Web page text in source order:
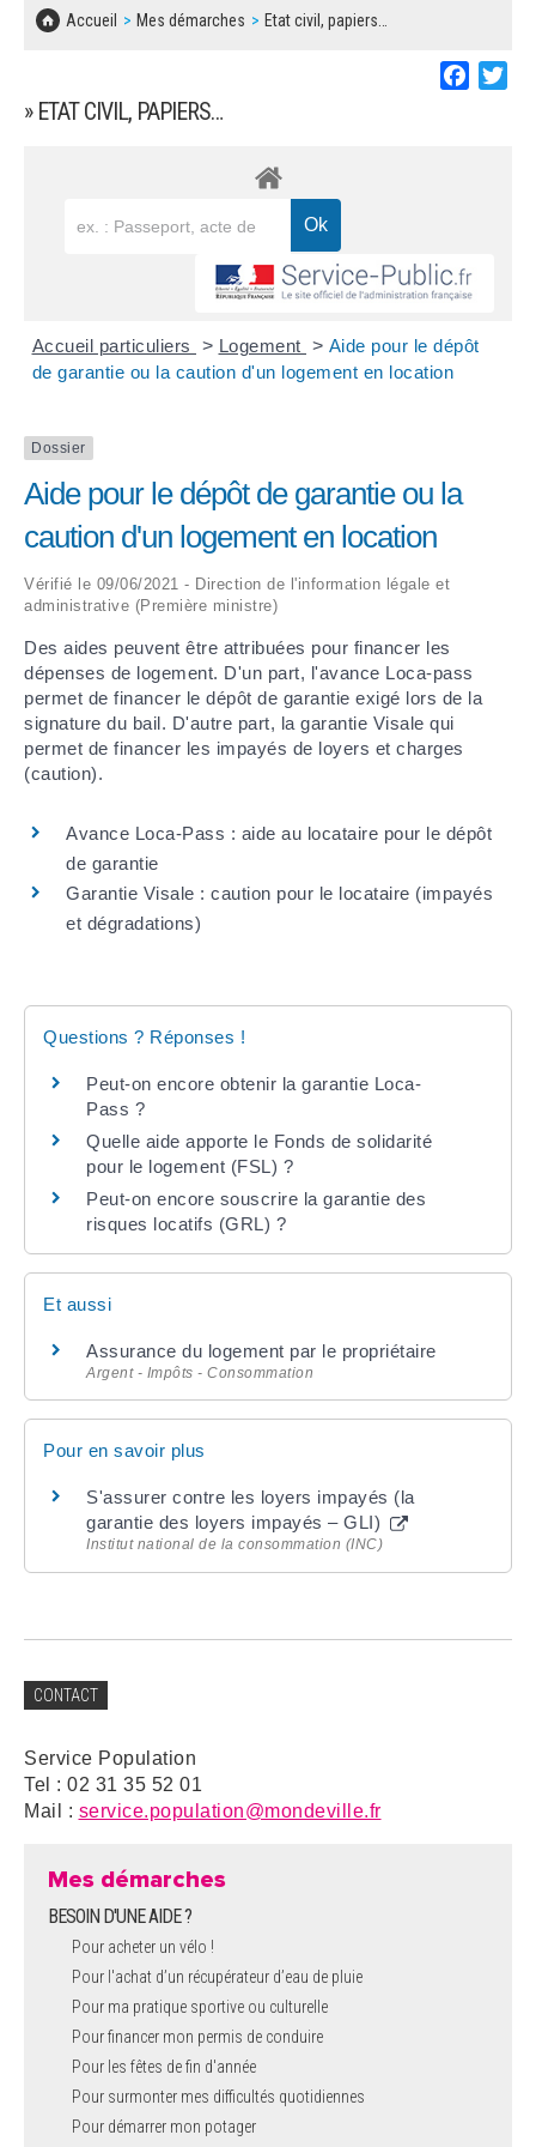
Accueil Mes démarches Etat civil, papiers…
» ETAT CIVIL, PAPIERS…
Accueil particuliers > Logement > Aide pour le dépôt
de garantie ou la caution d'un logement en location
Dossier
Aide pour le dépôt de garantie ou la
caution d'un logement en location
Vérifié le 09/06/2021 - Direction de l'information légale et
administrative (Première ministre)
Des aides peuvent être attribuées pour financer les
dépenses de logement. D'un part, l'avance Loca-pass
permet de financer le dépôt de garantie exigé lors de la
signature du bail. D'autre part, la garantie Visale qui
permet de financer les impayés de loyers et charges
(caution).
Avance Loca-Pass : aide au locataire pour le dépôt
de garantie
Garantie Visale : caution pour le locataire (impayés
et dégradations)
Questions ? Réponses !
Peut-on encore obtenir la garantie Loca-
Pass ?
Quelle aide apporte le Fonds de solidarité
pour le logement (FSL) ?
Peut-on encore souscrire la garantie des
risques locatifs (GRL) ?
Et aussi
Assurance du logement par le propriétaire
Argent - Impôts - Consommation
Pour en savoir plus
S'assurer contre les loyers impayés (la
garantie des loyers impayés – GLI)
Institut national de la consommation (INC)
CONTACT
Service Population
Tel : 02 31 35 52 01
Mail : service.population@mondeville.fr
Mes démarches
BESOIN D'UNE AIDE ?
Pour acheter un vélo !
Pour l'achat d’un récupérateur d’eau de pluie
Pour ma pratique sportive ou culturelle
Pour financer mon permis de conduire
Pour les fêtes de fin d'année
Pour surmonter mes difficultés quotidiennes
Pour démarrer mon potager
CONCERTATIONS PUBLIQUES
SOLIDARITÉ, LOGEMENT
DECHETS
SIGNALEMENTS
BESOIN D'UNE AIDE ?
LES ASSOCIATIONS
MARCHÉS PUBLICS
REGLEMENT LOCAL DE PUBLICITÉ
DECLARATION DE DEMARCHAGE
DOSSIER DE DEMANDE DE SUBVENTION
FICHE D'ORGANISATION MANIFESTATION
PLAN D'ACTION MUNICIPAL
ARRÊTÉS MUNICIPAUX
DÉLIBÉRATIONS